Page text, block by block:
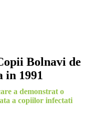
Bolnavi de
in 1991
a demonstrat o
a copiilor infectati